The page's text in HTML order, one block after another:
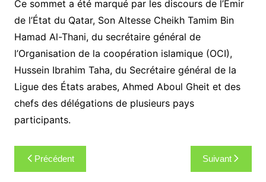
Ce sommet a été marqué par les discours de l’Emir
de l’État du Qatar, Son Altesse Cheikh Tamim Bin
Hamad Al-Thani, du secrétaire général de
l’Organisation de la coopération islamique (OCI),
Hussein Ibrahim Taha, du Secrétaire général de la
Ligue des États arabes, Ahmed Aboul Gheit et des
chefs des délégations de plusieurs pays
participants.
Navigation
de
Précédent Suivant